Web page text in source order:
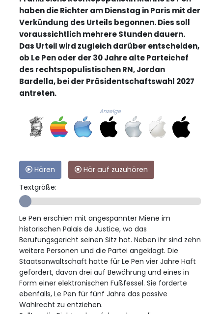
haben die Richter am Dienstag in Paris mit der
Verkündung des Urteils begonnen. Dies soll
voraussichtlich mehrere Stunden dauern.
Das Urteil wird zugleich darüber entscheiden,
ob Le Pen oder der 30 Jahre alte Parteichef
des rechtspopulistischen RN, Jordan
Bardella, bei der Präsidentschaftswahl 2027
antreten.
Anzeige
Hören
Hör auf zuzuhören
Textgröße:
Le Pen erschien mit angespannter Miene im
historischen Palais de Justice, wo das
Berufungsgericht seinen Sitz hat. Neben ihr sind zehn
weitere Personen und die Partei angeklagt. Die
Staatsanwaltschaft hatte für Le Pen vier Jahre Haft
gefordert, davon drei auf Bewährung und eines in
Form einer elektronischen Fußfessel. Sie forderte
ebenfalls, Le Pen für fünf Jahre das passive
Wahlrecht zu entziehen.